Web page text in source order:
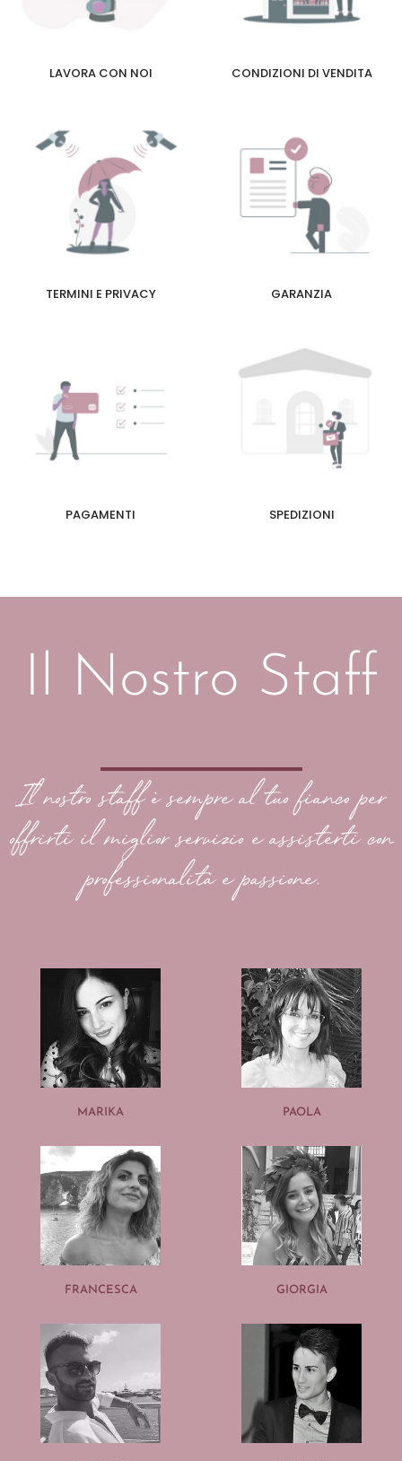
LAVORA CON NOI CONDIZIONI DI VENDITA
TERMINI E PRIVACY GARANZIA
PAGAMENTI SPEDIZIONI
Il Nostro Staff
Il nostro staff è sempre al tuo fianco per
offrirti il miglior servizio e assisterti con
professionalità e passione.
MARIKA PAOLA
FRANCESCA GIORGIA